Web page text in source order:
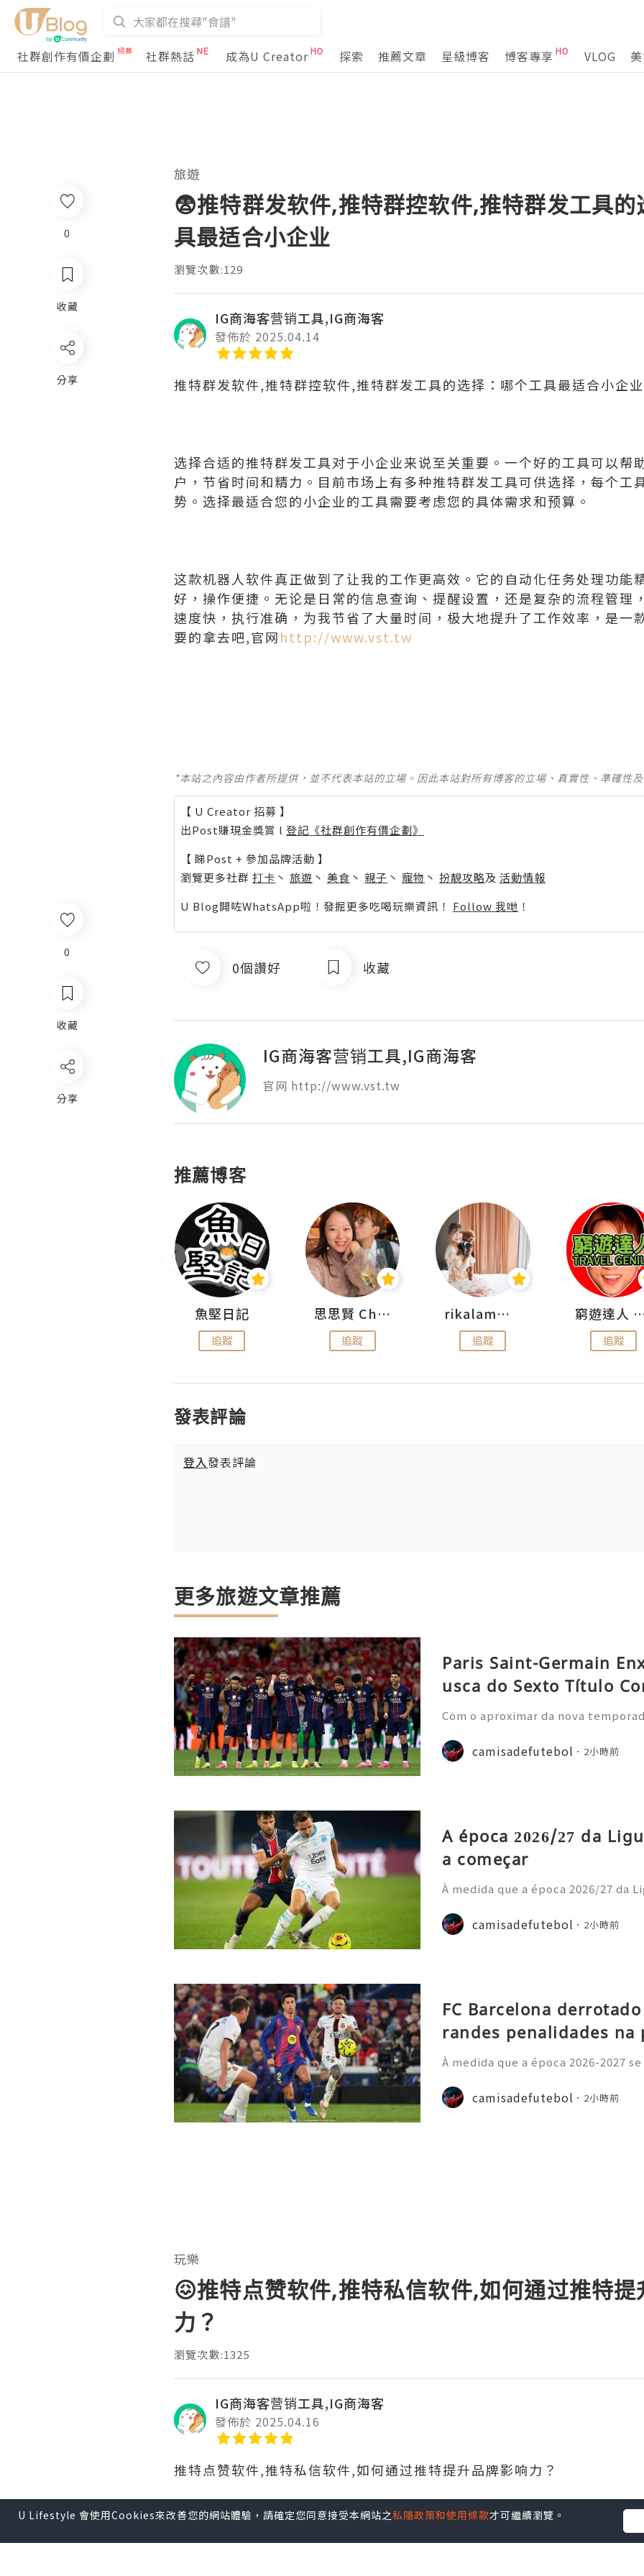
社群創作有價企劃 社群熱話 成為U Creator 探索 推薦文章 星級博客 博客專享 VLOG
0
收藏
分享
旅遊
😨推特群发软件,推特群控软件,推特群发工具
具最适合小企业
瀏覽次數:129
IG商海客营销工具,IG商海客
發佈於 2025.04.14
推特群发软件,推特群控软件,推特群发工具的选择：哪个工具最适合小企业
选择合适的推特群发工具对于小企业来说至关重要。一个好的工具可以帮
户，节省时间和精力。目前市场上有多种推特群发工具可供选择，每个工
势。选择最适合您的小企业的工具需要考虑您的具体需求和预算。
这款机器人软件真正做到了让我的工作更高效。它的自动化任务处理功能
好，操作便捷。无论是日常的信息查询、提醒设置，还是复杂的流程管理
速度快，执行准确，为我节省了大量时间，极大地提升了工作效率，是一
要的拿去吧,官网http://www.vst.tw
*本站之內容由作者所提供，並不代表本站的立場。因此本站對所有博客的立場、真實性、準確性
【 U Creator 招募 】
出Post賺現金獎賞 l 登記《社群創作有價企劃》
【 睇Post + 參加品牌活動 】
瀏覽更多社群 打卡 丶 旅遊 丶 美食 丶 親子 丶 寵物 丶 扮靚攻略及 活動情報
U Blog開咗WhatsApp啦！發掘更多吃喝玩樂資訊！ Follow 我哋 ！
0個讚好 收藏
IG商海客营销工具,IG商海客
官网 http://www.vst.tw
推薦博客
魚堅日記
追蹤
思思賢 ChillMyBabe
追蹤
rikalammm
追蹤
窮遊達人
追蹤
發表評論
登入發表評論
更多旅遊文章推薦
Paris Saint-Germain
usca do Sexto Título
Com o aproximar da nova
nstrou uma nova estratégia
ior estilo de gastos e
camisadefutebol 2小時前
A época 2026/27 da
a começar
À medida que a época 2026/27 da
o prazo para o título. Os adeptos
amisolas de futebol
camisadefutebol 2小時前
FC Barcelona
randes penalidades na
À medida que a época 2026-2027
sivo, com vários jogos amigáveis
esse por parte dos a
camisadefutebol 2小時前
0
收藏
分享
玩樂
😖推特点赞软件,推特私信软件,如何通过推特
力？
瀏覽次數:1325
IG商海客营销工具,IG商海客
發佈於 2025.04.16
推特点赞软件,推特私信软件,如何通过推特提升品牌影响力？
通过推特提升品牌影响力需要制定有效的社交媒体策略。定期发布高质量
U Lifestyle 會使用Cookies來改善您的網站體驗，請確定您同意接受本網站之私隱政策和使用條款才可繼續瀏覽。